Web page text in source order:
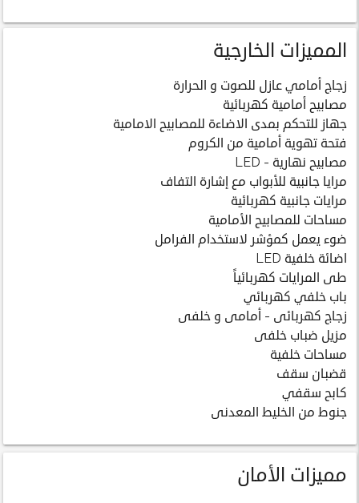
المميزات الخارجية
زجاج أمامي عازل للصوت و الحرارة
مصابيح أمامية كهربائية
جهاز للتحكم بمدى الاضاءة للمصابيح الامامية
فتحة تهوية أمامية من الكروم
مصابيح نهارية - LED
مرايا جانبية للأبواب مع إشارة التفاف
مرايات جانبية كهربائية
مساحات للمصابيح الأمامية
ضوء يعمل كمؤشر لاستخدام الفرامل
اضائة خلفية LED
طى المرايات كهربائياً
باب خلفي كهربائي
زجاج كهربائى - أمامى و خلفى
مزيل ضباب خلفى
مساحات خلفية
قضبان سقف
كابح سقفي
جنوط من الخليط المعدنى
مميزات الأمان